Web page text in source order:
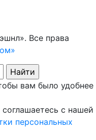
Все права
вам было удобнее
с нашей
персональных